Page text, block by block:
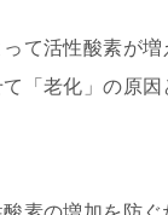
て活性酸素が
「老化」の原